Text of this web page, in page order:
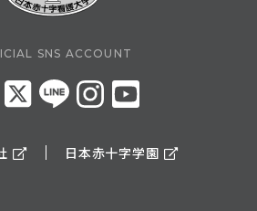
SNS ACCOUNT
日本赤十字学園